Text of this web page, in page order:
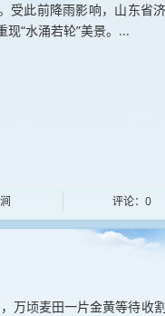
此前降雨影响，山东省
“水涌若轮”美景。...
评论：0
万顷麦田一片金黄等待收